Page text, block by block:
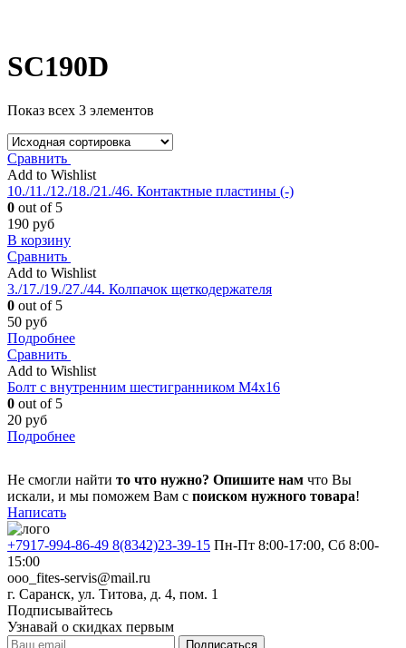
SC190D
Показ всех 3 элементов
Сравнить
Add to Wishlist
10./11./12./18./21./46. Контактные пластины (-)
0 out of 5
190 руб
В корзину
Сравнить
Add to Wishlist
3./17./19./27./44. Колпачок щеткодержателя
0 out of 5
50 руб
Подробнее
Сравнить
Add to Wishlist
Болт с внутренним шестигранником М4х16
0 out of 5
20 руб
Подробнее
Не смогли найти то что нужно? Опишите нам что Вы
искали, и мы поможем Вам с поиском нужного товара!
Написать
+7917-994-86-49 8(8342)23-39-15 Пн-Пт 8:00-17:00, Сб 8:00-
15:00
ooo_fites-servis@mail.ru
г. Саранск, ул. Титова, д. 4, пом. 1
Подписывайтесь
Узнавай о скидках первым
Подписаться